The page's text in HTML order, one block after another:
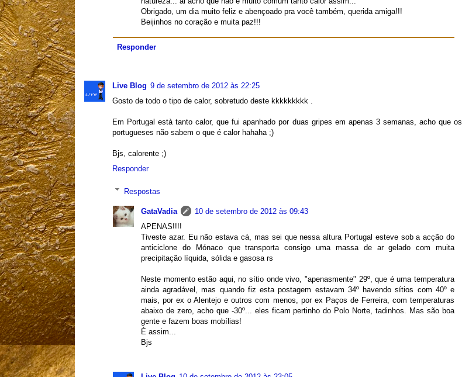
Obrigado, um dia muito feliz e abençoado pra você também, querida amiga!!!
Beijinhos no coração e muita paz!!!
Responder
Live Blog 9 de setembro de 2012 às 22:25
Gosto de todo o tipo de calor, sobretudo deste kkkkkkkkk .
Em Portugal està tanto calor, que fui apanhado por duas gripes em apenas 3 semanas, acho que os
portugueses não sabem o que é calor hahaha ;)
Bjs, calorente ;)
Responder
Respostas
GataVadia
10 de setembro de 2012 às 09:43
APENAS!!!!
Tiveste azar. Eu não estava cá, mas sei que nessa altura Portugal esteve sob a acção do
anticiclone do Mónaco que transporta consigo uma massa de ar gelado com muita
precipitação líquida, sólida e gasosa rs
Neste momento estão aqui, no sítio onde vivo, "apenasmente" 29º, que é uma temperatura
ainda agradável, mas quando fiz esta postagem estavam 34º havendo sítios com 40º e
mais, por ex o Alentejo e outros com menos, por ex Paços de Ferreira, com temperaturas
abaixo de zero, acho que -30º... eles ficam pertinho do Polo Norte, tadinhos. Mas são boa
gente e fazem boas mobílias!
É assim...
Bjs